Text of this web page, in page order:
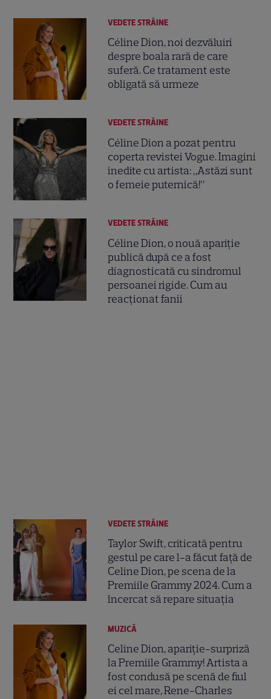
VEDETE STRĂINE
Céline Dion, noi dezvăluiri
despre boala rară de care
suferă. Ce tratament este
obligată să urmeze
VEDETE STRĂINE
Céline Dion a pozat pentru
coperta revistei Vogue. Imagini
inedite cu artista: „Astăzi sunt
o femeie puternică!”
VEDETE STRĂINE
Céline Dion, o nouă apariție
publică după ce a fost
diagnosticată cu sindromul
persoanei rigide. Cum au
reacționat fanii
VEDETE STRĂINE
Taylor Swift, criticată pentru
gestul pe care l-a făcut față de
Celine Dion, pe scena de la
Premiile Grammy 2024. Cum a
încercat să repare situația
MUZICĂ
Celine Dion, apariție-surpriză
la Premiile Grammy! Artista a
fost condusă pe scenă de fiul
ei cel mare, Rene-Charles